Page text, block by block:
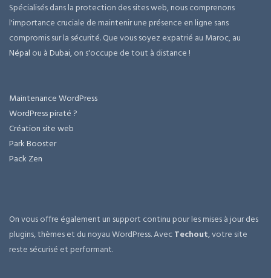
Spécialisés dans la protection des sites web, nous comprenons
l'importance cruciale de maintenir une présence en ligne sans
compromis sur la sécurité. Que vous soyez expatrié au Maroc, au
Népal ou àDubai, on s'occupe de tout à distance !
Maintenance WordPress
WordPress piraté ?
Création site web
Park Booster
Pack Zen
On vous offre également un support continu pour les mises à jour des
plugins, thèmes et du noyau WordPress. AvecTechout, votre site
reste sécurisé et performant.